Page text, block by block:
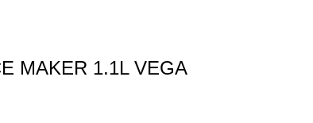
MAKER 1.1L VEGA